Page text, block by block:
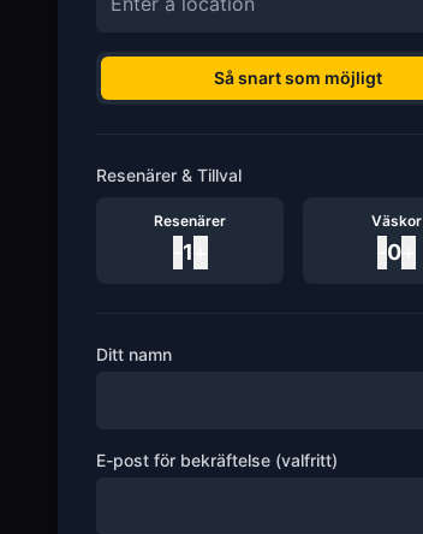
Så snart som möjligt
Resenärer & Tillval
Resenärer
1
Väskor
0
Ditt namn
E-post för bekräftelse (valfritt)